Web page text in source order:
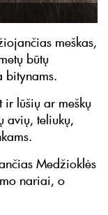
meškas,
būtų
bitynams.
ir lūšių ar meškų
avių, teliukų,
Medžioklės
nariai, o